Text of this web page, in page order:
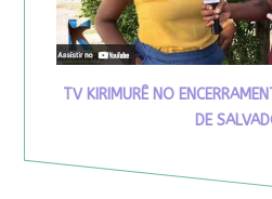
TV KIRIMURÊ NO
DE